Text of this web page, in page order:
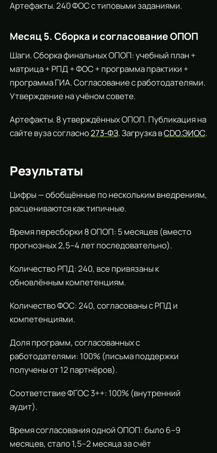
Артефакты. 240 ФОС с типовыми заданиями.
Месяц 5. Сборка и согласование ОПОП
Шаги. Сборка финальных ОПОП: учебный план +
матрица + РПД + ФОС + программа практики +
программа ГИА. Согласование с работодателями.
Утверждение на учёном совете.
Артефакты. 8 утверждённых ОПОП. Публикация на
сайте вуза согласно273-ФЗ. Загрузка вCDO.ЭИОС.
Результаты
Цифры — обобщённые по нескольким внедрениям,
расцениваются как типичные.
Время пересборки 8 ОПОП: 5 месяцев (вместо
прогнозных 2,5–4 лет последовательно).
Количество РПД: 240, все привязаны к
обновлённым компетенциям.
Количество ФОС: 240, согласованы с РПД и
компетенциями.
Доля программ, согласованных с
работодателями: 100% (письма поддержки
получены от 12 партнёров).
Соответствие ФГОС 3++: 100% (внутренний
аудит).
Время согласования одной ОПОП: было 6–9
месяцев, стало 1,5–2 месяца за счёт